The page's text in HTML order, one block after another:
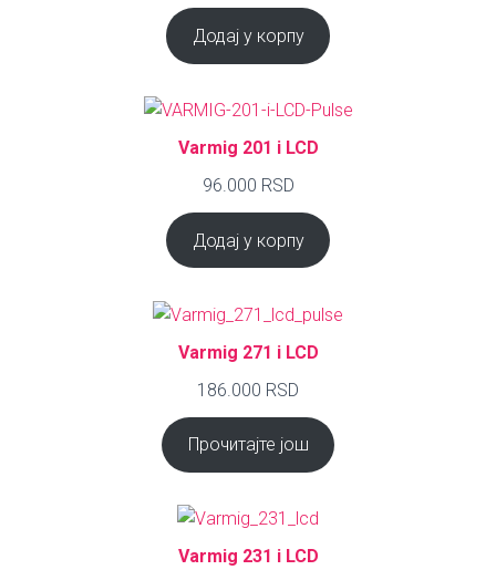
Додај у корпу
Varmig 201 i LCD
96.000 RSD
Додај у корпу
Varmig 271 i LCD
186.000 RSD
Прочитајте још
Varmig 231 i LCD